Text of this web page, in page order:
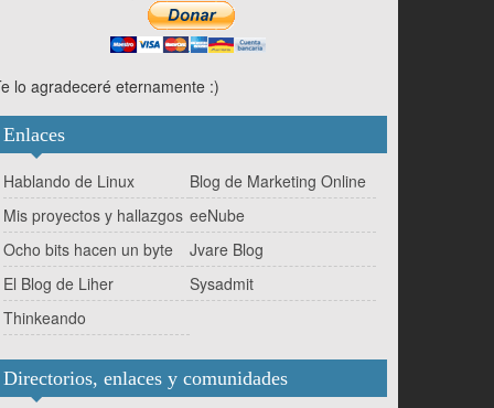
lo agradeceré eternamente :)
Enlaces
Hablando de Linux
Blog de Marketing Online
Mis proyectos y hallazgos eeNube
Ocho bits hacen un byte
Jvare Blog
El Blog de Liher
Sysadmit
Thinkeando
Directorios, enlaces y comunidades